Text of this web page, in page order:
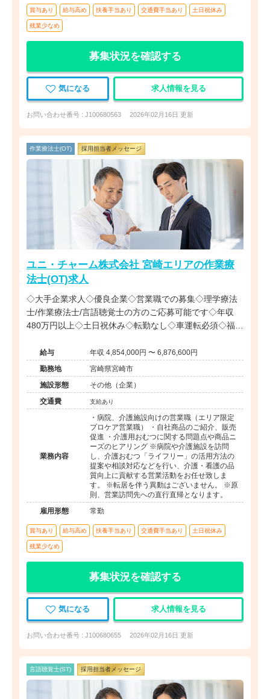
賞与あり 給与高め 扶養手当あり 交通費手当あり 土日祝休み
残業少なめ
募集状況を確認する
気になる 求人情報を見る
お問い合わせ番号 : J100680563 2026年02月16日 更新
作業療法士(OT) 採用担当者メッセージ
ユニ・チャーム株式会社 宮崎エリアの作業療
法士(OT)求人
◇大手企業求人◇優良企業◇営業職での募集◇理学療法
士/作業療法士/言語聴覚士の方のご応募可能です◇年収
480万円以上◇土日祝休み◇転勤なし◇車運転必須◇福利
給与
年収 4,854,000円 〜 6,876,600円
勤務地
宮崎県宮崎市
施設形態
その他（企業）
交通費
支給あり
業務内容
・病院、介護施設向けの営業職（エリア限定
プロケア営業職） ・自社商品のご紹介、販売
促進 ・介護用おむつに関する問題点や商品ニ
ーズのヒアリング ※病院や介護施設を訪問
し、介護おむつ「ライフリー」の活用方法の
提案や相談対応などを行い、介護・看護の品
質向上に貢献する営業活動をお任せ致しま
す。 ※転居を伴う異動はございません。 ※原
則、営業訪問先への直行直帰となります。
雇用形態
常勤
賞与あり 給与高め 扶養手当あり 交通費手当あり 土日祝休み
残業少なめ
募集状況を確認する
気になる 求人情報を見る
お問い合わせ番号 : J100680655 2026年02月16日 更新
言語聴覚士(ST) 採用担当者メッセージ